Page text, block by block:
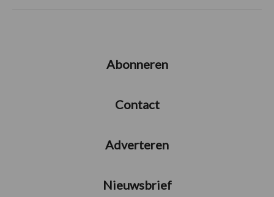
Abonneren
Contact
Adverteren
Nieuwsbrief